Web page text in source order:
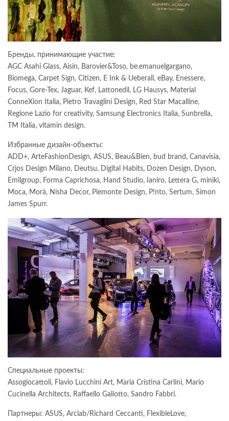
Бренды, принимающие участие:
AGC Asahi Glass, Aisin, Barovier&Toso, be.emanuelgargano,
Biomega, Carpet Sign, Citizen, E Ink & Ueberall, eBay, Enessere,
Focus, Gore-Tex, Jaguar, Kef, Lattonedil, LG Hausys, Material
ConneXion Italia, Pietro Travaglini Design, Red Star Macalline,
Regione Lazio for creativity, Samsung Electronics Italia, Sunbrella,
TM Italia, vitamin design.
Избранные дизайн-объекты:
ADD+, ArteFashionDesign, ASUS, Beau&Bien, bud brand, Canavisia,
Crjos Design Milano, Deutsu, Digital Habits, Dozen Design, Dyson,
Emilgroup, Forma Caprichosa, Hand Studio, Ianiro, Lettera G, miniki,
Moca, Morà, Nisha Decor, Piemonte Design, P!nto, Sertum, Simon
James Spurr.
Специальные проекты:
Assogiocattoli, Flavio Lucchini Art, Maria Cristina Carlini, Mario
Cucinella Architects, Raffaello Galiotto, Sandro Fabbri.
Партнеры: ASUS, Arclab/Richard Ceccanti, FlexibleLove,